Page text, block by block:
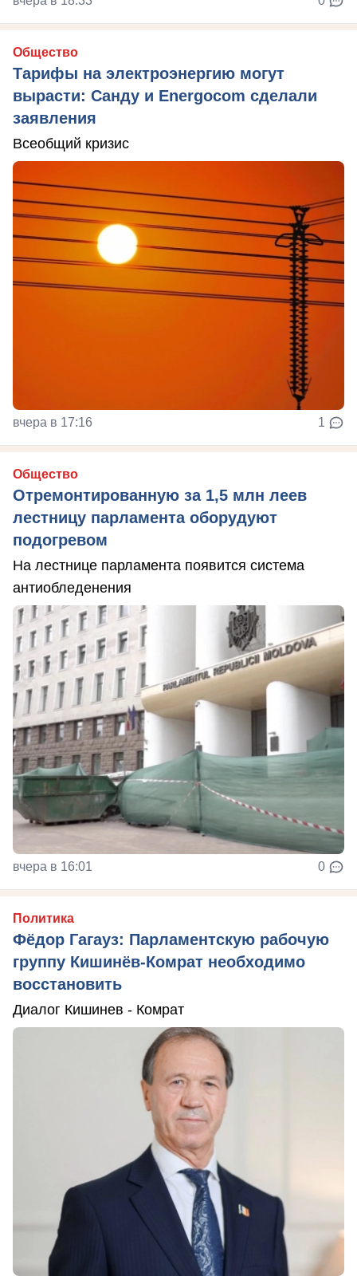
Общество
Тарифы на электроэнергию могут
вырасти: Санду и Energocom сделали
заявления
Всеобщий кризис
вчера в 17:16 1
Общество
Отремонтированную за 1,5 млн леев
лестницу парламента оборудуют
подогревом
На лестнице парламента появится система
антиобледенения
вчера в 16:01 0
Политика
Фёдор Гагауз: Парламентскую рабочую
группу Кишинёв-Комрат необходимо
восстановить
Диалог Кишинев - Комрат